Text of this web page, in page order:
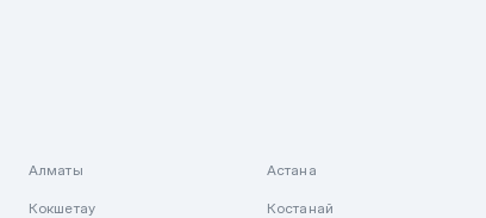
Алматы Астана
Кокшетау Костанай